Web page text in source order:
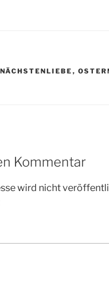
NÄCHSTENLIEBE ,
Kommentar
wird nicht